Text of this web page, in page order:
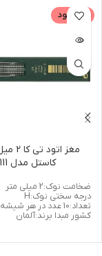
ناموجود
کاستل مدل 7111
ضخامت نوک:2 میلی متر
درجه سختی نوک:H
تعداد:10 عدد در هر شیشه
کشور مبدا برند:آلمان